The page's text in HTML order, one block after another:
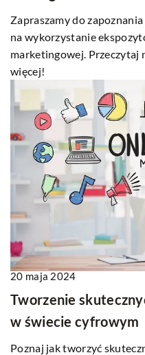
Zapraszamy do
na wykorzystanie
marketingowej. Przeczytaj
więcej!
20 maja 2024
Tworzenie
w świecie cyfrowym
Poznaj jak tworzyć